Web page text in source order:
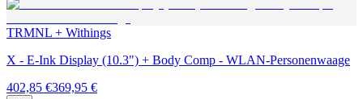
TRMNL + Withings
X - E-Ink Display (10.3") + Body Comp - WLAN-Personenwaage
402,85 €369,95 €